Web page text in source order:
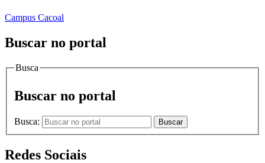
Campus Cacoal
Buscar no portal
Busca
Buscar no portal
Busca: Buscar
Redes Sociais